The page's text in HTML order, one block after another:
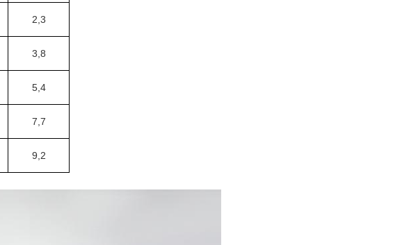
2,3
3,8
5,4
7,7
9,2